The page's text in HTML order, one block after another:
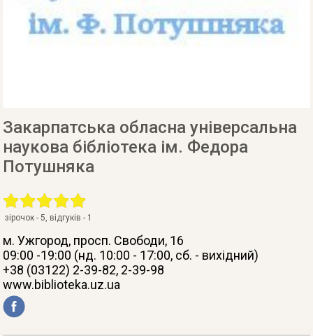
Закарпатська обласна універсальна
наукова бібліотека ім. Федора
Потушняка
зірочок -5, відгуків - 1
м. Ужгород, просп. Свободи, 16
09:00 -19:00 (нд. 10:00 - 17:00, сб. - вихідний)
+38 (03122) 2-39-82, 2-39-98
www.biblioteka.uz.ua